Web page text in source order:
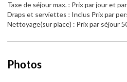
Taxe de séjour max. : Prix par jour et
Draps et serviettes : Inclus Prix par
Nettoyage(sur place) : Prix par séjour
Photos